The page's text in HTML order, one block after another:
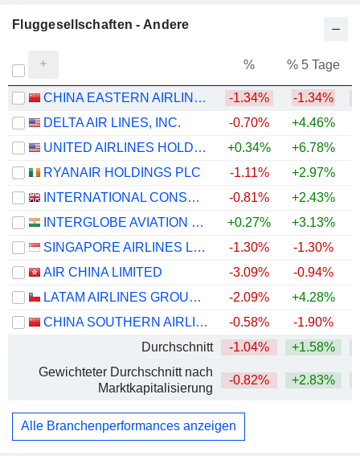
Fluggesellschaften - Andere
% % 5 Tage
CHINA EASTERN AIRLINES CORPORATION LIMITED -1.34% -1.34%
DELTA AIR LINES, INC.
-0.70% +4.46%
UNITED AIRLINES HOLDINGS, INC.
+0.34% +6.78%
RYANAIR HOLDINGS PLC
-1.11% +2.97%
INTERNATIONAL CONSOLIDATED AIRLINES GROUP, S.A.
-0.81% +2.43%
INTERGLOBE AVIATION LIMITED
+0.27% +3.13%
SINGAPORE AIRLINES LIMITED
-1.30% -1.30%
AIR CHINA LIMITED
-3.09% -0.94%
LATAM AIRLINES GROUP S.A.
-2.09% +4.28%
CHINA SOUTHERN AIRLINES COMPANY LIMITED
-0.58% -1.90%
Durchschnitt
-1.04% +1.58%
Gewichteter Durchschnitt nach
Marktkapitalisierung
-0.82% +2.83%
Alle Branchenperformances anzeigen